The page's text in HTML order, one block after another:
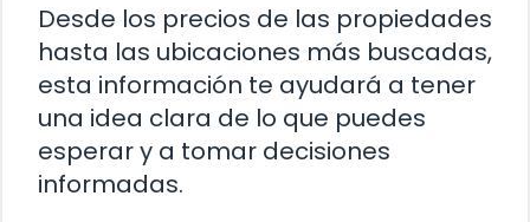
Desde los precios de las propiedades
hasta las ubicaciones más buscadas,
esta información te ayudará a tener
una idea clara de lo que puedes
esperar y a tomar decisiones
informadas.